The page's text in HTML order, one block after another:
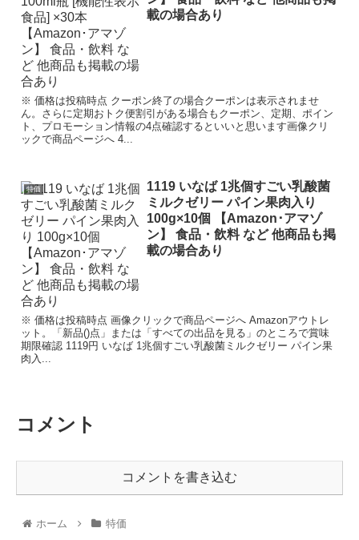
載の場合あり
※ 価格は投稿時点 クーポン終了の場合クーポンは表示されませ
ん。さらに定期おトク便割引がある場合もクーポン、定期、ポイン
ト、プロモーション情報の4点確認するといいと思います画像クリ
ックで商品ページへ 4...
特価
1119 いなば 1兆個すごい乳酸菌
ミルクゼリー パイン果肉入り
100g×10個 【Amazon･アマゾ
ン】 食品・飲料 など 他商品も掲
載の場合あり
※ 価格は投稿時点 画像クリックで商品ページへ Amazonアウトレ
ット。「新品()点」または「すべての出品を見る」のところで賞味
期限確認 1119円 いなば 1兆個すごい乳酸菌ミルクゼリー パイン果
肉入...
コメント
コメントを書き込む
ホーム 特価